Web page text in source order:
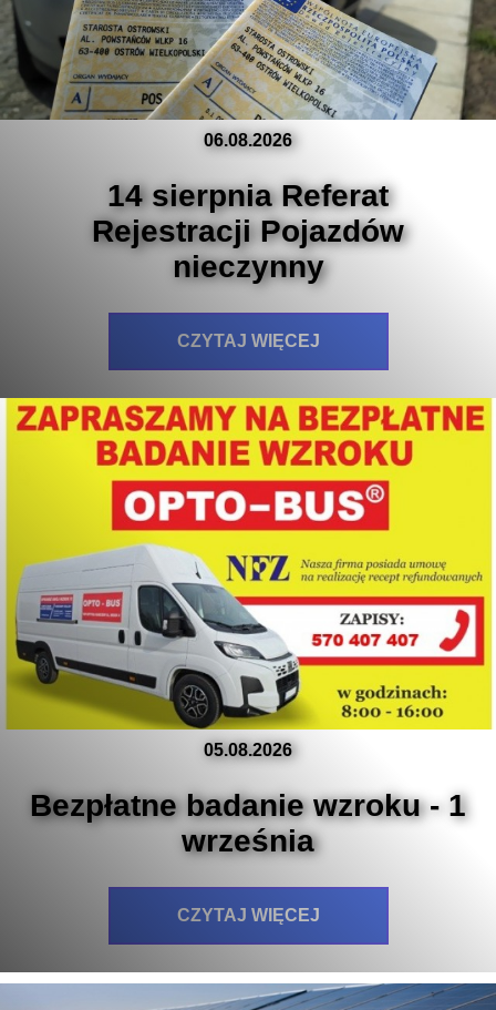
06.08.2026
14 sierpnia Referat
Rejestracji Pojazdów
nieczynny
CZYTAJ WIĘCEJ
05.08.2026
Bezpłatne badanie wzroku - 1
września
CZYTAJ WIĘCEJ